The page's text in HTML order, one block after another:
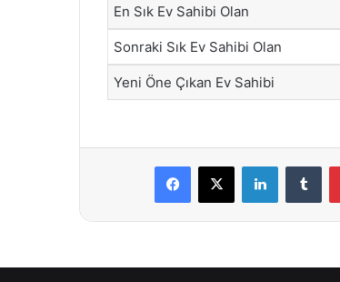
En Sık Ev Sahibi Olan
Sonraki Sık Ev Sahibi Olan
Yeni Öne Çıkan Ev Sahibi
Facebook
X LinkedIn